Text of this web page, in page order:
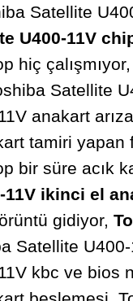
Satellite
U400-11V
hiç
Satellite
anakart
tamiri
bir süre acık
11V ikinci el
gidiyor,
Satellite
kbc ve bios